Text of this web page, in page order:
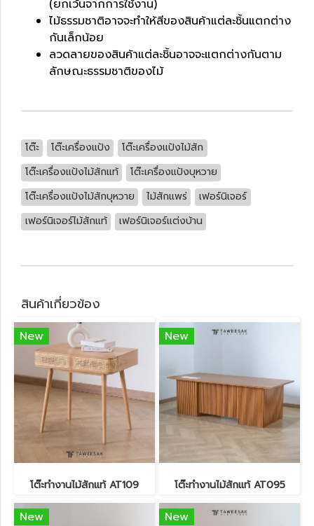
(ยกเว้นจากการใช้งาน)
ไม้ธรรมชาติอาจจะทำให้สีของสินค้าแต่ละชิ้นแตกต่าง
กันเล็กน้อย
ลวดลายของสินค้าแต่ละชิ้นอาจจะแตกต่างกันตาม
ลักษณะธรรมชาติของไม้
โต๊ะ โต๊ะเครื่องแป้ง
โต๊ะเครื่องแป้งไม้สัก
โต๊ะเครื่องแป้งไม้สักแท้
โต๊ะเครื่องแป้งบุหวาย
โต๊ะเครื่องแป้งไม้สักบุหวาย
ไม้สักแพร่
เฟอร์นิเจอร์
เฟอร์นิเจอร์ไม้สักแท้
เฟอร์นิเจอร์แต่งบ้าน
สินค้าเกี่ยวข้อง
New
โต๊ะทำงานไม้สักแท้ AT109
New
โต๊ะทำงานไม้สักแท้ AT095
New New